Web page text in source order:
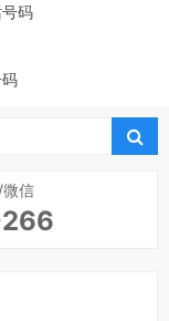
码
信